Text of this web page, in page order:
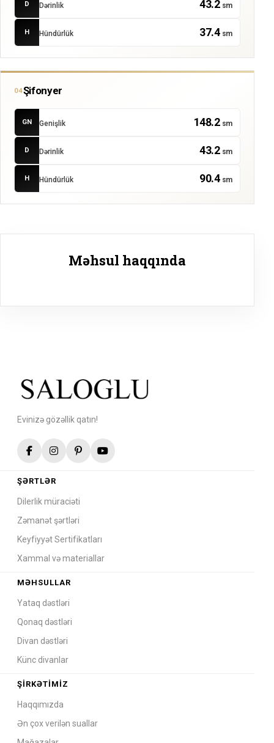
D Dərinlik 43.2 sm
H Hündürlük 37.4 sm
04Şifonyer
GN Genişlik 148.2 sm
D Dərinlik 43.2 sm
H Hündürlük 90.4 sm
Məhsul haqqında
Evinizə gözəllik qatın!
ŞƏRTLƏR
Dilerlik müraciəti
Zəmanət şərtləri
Keyfiyyət Sertifikatları
Xammal və materiallar
MƏHSULLAR
Yataq dəstləri
Qonaq dəstləri
Divan dəstləri
Künc divanlar
ŞIRKƏTIMIZ
Haqqımızda
Ən çox verilən suallar